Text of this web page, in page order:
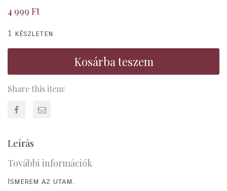
4 999 Ft
1 készleten
Kosárba teszem
Share this item:
Leírás
További információk
Ismerem az utam.